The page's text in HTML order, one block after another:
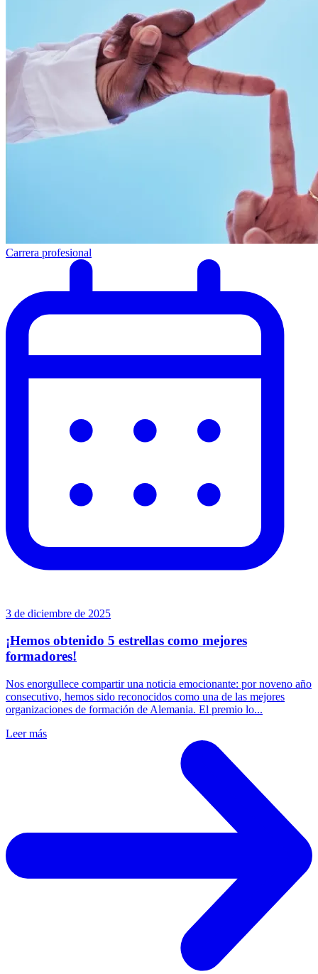
Carrera profesional
3 de diciembre de 2025
¡Hemos obtenido 5 estrellas como mejores
formadores!
Nos enorgullece compartir una noticia emocionante: por noveno año
consecutivo, hemos sido reconocidos como una de las mejores
organizaciones de formación de Alemania. El premio lo...
Leer más